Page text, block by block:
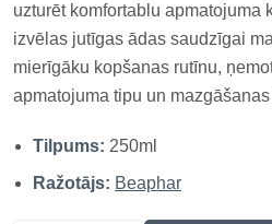
uzturēt komfortablu apmatojuma
izvēlas jutīgas ādas saudzīgai
mierīgāku kopšanas rutīnu,
apmatojuma tipu un
līdz ādai un rūpīgi izskalo,
Mazgāšanas biežu...
Tilpums: 250ml
Ražotājs: Beaphar